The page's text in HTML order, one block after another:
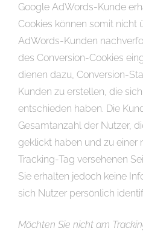
Google AdWords-Kunde
Cookies können somit nicht
AdWords-Kunden
des Conversion-Cookies
dienen dazu, Conversion-
Kunden zu erstellen, die
entschieden haben. Die
Gesamtanzahl der Nutzer,
geklickt haben und zu einer
Tracking-Tag versehenen
Sie erhalten jedoch keine
sich Nutzer persönlich
Möchten Sie nicht am